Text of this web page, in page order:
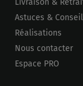
Livraison &
Astuces &
Réalisations
Nous contacter
Espace PRO